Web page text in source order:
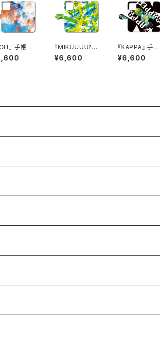
手帳型
ホケース iP
対応
『MIKUUUU?』
手帳型スマホケ
ース iPhone対
¥6,600
『KAPPA』 手帳
型スマホケース i
Phone対応
¥6,600